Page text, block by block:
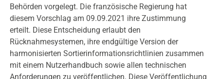
Behörden vorgelegt. Die französische Regierung hat
diesem Vorschlag am 09.09.2021 ihre Zustimmung
erteilt. Diese Entscheidung erlaubt den
Rücknahmesystemen, ihre endgültige Version der
harmonisierten Sortierinformationsrichtlinien zusammen
mit einem Nutzerhandbuch sowie allen technischen
Anforderungen zu veröffentlichen. Diese Veröffentlichung